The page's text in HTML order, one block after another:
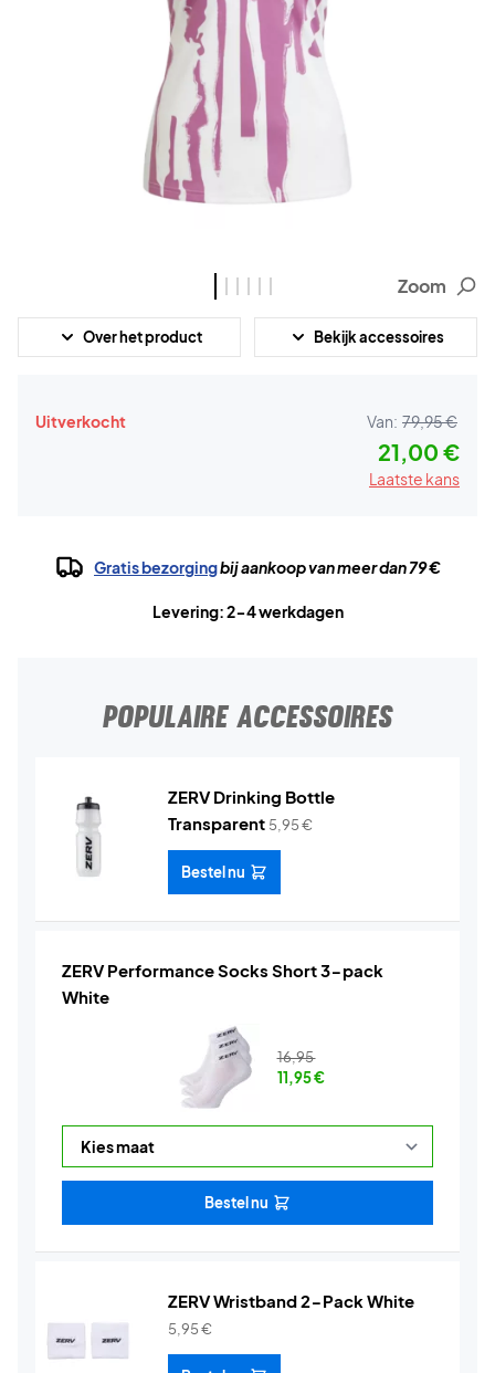
Zoom
Over het product Bekijk accessoires
Uitverkocht Van: 79,95 €
21,00 €
Laatste kans
Gratis bezorgingbij aankoop van meer dan 79 €
Levering: 2-4 werkdagen
POPULAIRE ACCESSOIRES
ZERV Drinking Bottle
Transparent 5,95€
Bestel nu
ZERV Performance Socks Short 3-pack
White
16,95
11,95€
Bestel nu
ZERV Wristband 2-Pack White
5,95€